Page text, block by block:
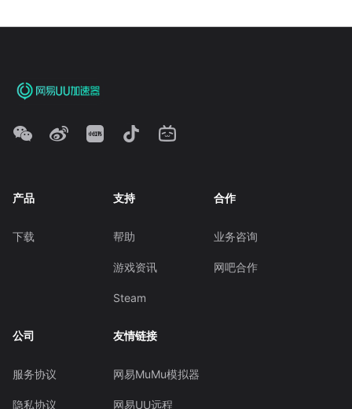
产品
下载
支持
帮助
游戏资讯
Steam
合作
业务咨询
网吧合作
公司
服务协议
隐私协议
友情链接
网易MuMu模拟器
网易UU远程